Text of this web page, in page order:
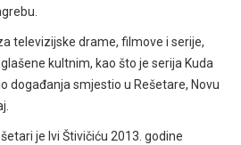
televizijske drame, filmove i serije,
kultnim, kao što je serija Kuda
događanja smjestio u Rešetare, Novu
je Ivi Štivičiću 2013. godine